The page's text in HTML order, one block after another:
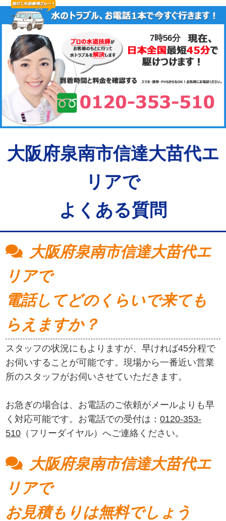
7時56分
大阪府泉南市信達大苗代エ
リアで
よくある質問
大阪府泉南市信達大苗代エ
リアで
電話してどのくらいで来ても
らえますか？
スタッフの状況にもよりますが、早ければ45分程で
お伺いすることが可能です。現場から一番近い営業
所のスタッフがお伺いさせていただきます。
お急ぎの場合は、お電話のご依頼がメールよりも早
く対応可能です。お電話での受付は：0120-353-
510 （フリーダイヤル）へご連絡ください。
大阪府泉南市信達大苗代エ
リアで
お見積もりは無料でしょう